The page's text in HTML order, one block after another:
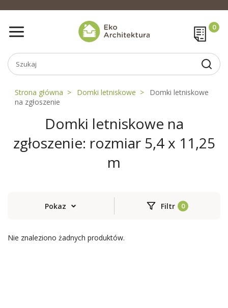
Strona główna Domki letniskowe
Domki letniskowe
na zgłoszenie
Domki letniskowe na
zgłoszenie: rozmiar 5,4 x 11,25
m
Pokaz Filtr
Nie znaleziono żadnych produktów.